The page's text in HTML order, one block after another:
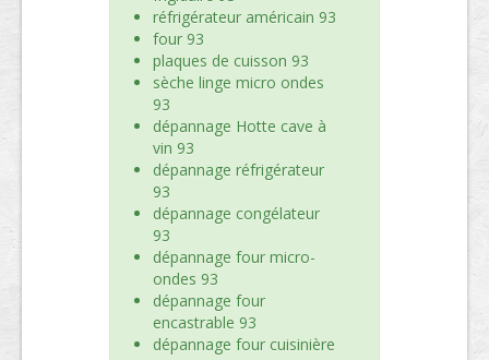
réfrigérateur américain 93
four 93
plaques de cuisson 93
sèche linge micro ondes
93
dépannage Hotte cave à
vin 93
dépannage réfrigérateur
93
dépannage congélateur
93
dépannage four micro-
ondes 93
dépannage four
encastrable 93
dépannage four cuisinière